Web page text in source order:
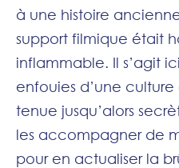
à une histoire
support filmique était
inflammable. Il s’agit
enfouies d’une
tenue jusqu’alors
les accompagner de
pour en actualiser la